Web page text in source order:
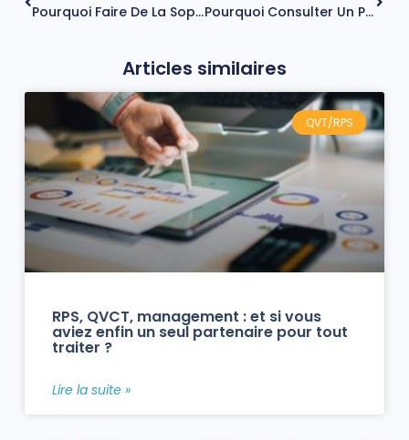
Pourquoi Faire De La Sophrologie ?
Pourquoi Consulter Un Psychologue Du Travail ?
Articles similaires
QVT/RPS
RPS, QVCT, management : et si vous
aviez enfin un seul partenaire pour tout
traiter ?
Lire la suite »